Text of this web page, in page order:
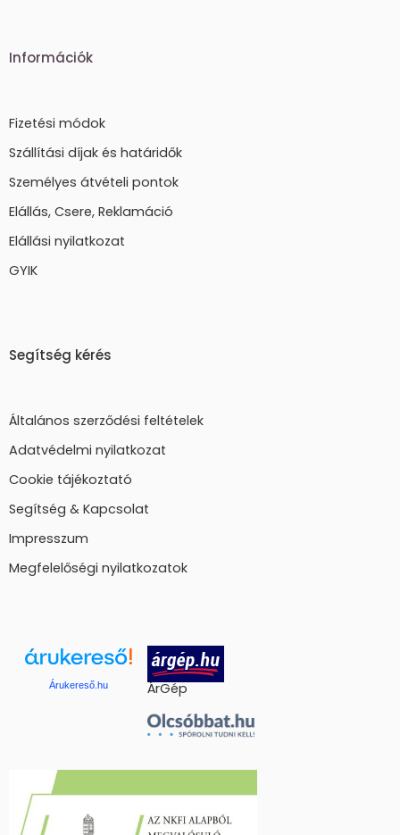
Információk
Fizetési módok
Szállítási díjak és határidők
Személyes átvételi pontok
Elállás, Csere, Reklamáció
Elállási nyilatkozat
GYIK
Segítség kérés
Általános szerződési feltételek
Adatvédelmi nyilatkozat
Cookie tájékoztató
Segítség & Kapcsolat
Impresszum
Megfelelőségi nyilatkozatok
Árukereső.hu ÁrGép